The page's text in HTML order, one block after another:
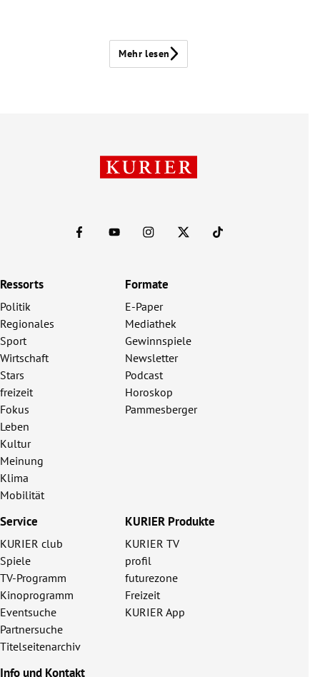
Mehr lesen
Ressorts
Politik
Regionales
Sport
Wirtschaft
Stars
freizeit
Fokus
Leben
Kultur
Meinung
Klima
Mobilität
Formate
E-Paper
Mediathek
Gewinnspiele
Newsletter
Podcast
Horoskop
Pammesberger
Service
KURIER club
Spiele
TV-Programm
Kinoprogramm
Eventsuche
Partnersuche
Titelseitenarchiv
KURIER Produkte
KURIER TV
profil
futurezone
Freizeit
KURIER App
Info und Kontakt